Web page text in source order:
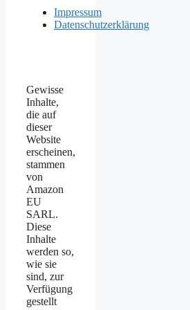
Impressum
Datenschutzerklärung
Gewisse
Inhalte,
die auf
dieser
Website
erscheinen,
stammen
von
Amazon
EU
SARL.
Diese
Inhalte
werden so,
wie sie
sind, zur
Verfügung
gestellt